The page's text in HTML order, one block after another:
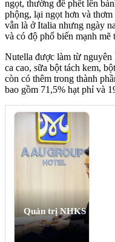
ngọt, thường để phết lên
phộng, lại ngọt hơn và
vẫn là ở Italia nhưng ngày
và có độ phổ biến mạnh mẽ
Nutella được làm từ
ca cao, sữa bột tách kem,
còn có thêm trong thành
bao gồm 71,5% hạt phỉ và
Quản trị NHKS